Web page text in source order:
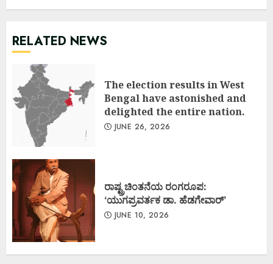
RELATED NEWS
The election results in West
Bengal have astonished and
delighted the entire nation.
JUNE 26, 2026
ರಾಷ್ಟ್ರಚಿಂತನೆಯ ರಂಗರೂಪ:
‘ಯುಗಪ್ರವರ್ತಕ ಡಾ. ಹೆಡಗೇವಾರ್’
JUNE 10, 2026